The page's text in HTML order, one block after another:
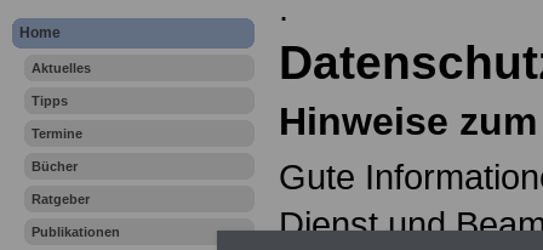
Home
Aktuelles
Tipps
Termine
Bücher
Ratgeber
Publikationen
.
Hinweise
Gute
Dienst und